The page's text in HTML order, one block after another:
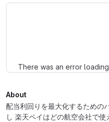
There was an error
About
配当利回りを最大化するための
し 楽天ペイはどの航空会社で